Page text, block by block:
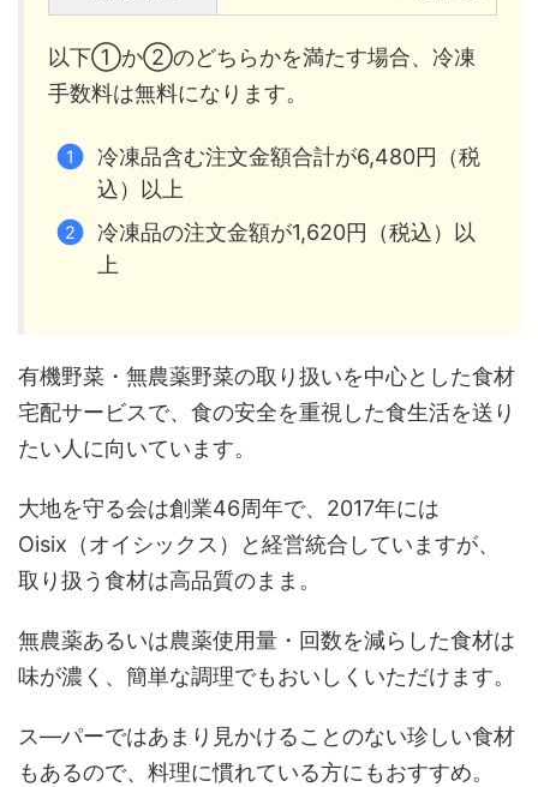
以下①か②のどちらかを満たす場合、冷凍
手数料は無料になります。
冷凍品含む注文金額合計が6,480円（税
込）以上
冷凍品の注文金額が1,620円（税込）以
上
有機野菜・無農薬野菜の取り扱いを中心とした食材
宅配サービスで、食の安全を重視した食生活を送り
たい人に向いています。
大地を守る会は創業46周年で、2017年には
Oisix（オイシックス）と経営統合していますが、
取り扱う食材は高品質のまま。
無農薬あるいは農薬使用量・回数を減らした食材は
味が濃く、簡単な調理でもおいしくいただけます。
ス―パーではあまり見かけることのない珍しい食材
もあるので、料理に慣れている方にもおすすめ。